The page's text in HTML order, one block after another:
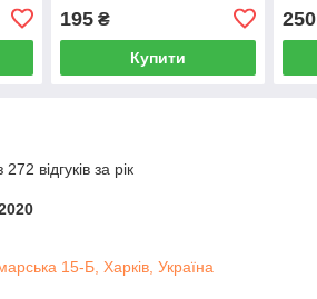
195₴
Купити
250
відгуків за рік
15-Б, Харків, Україна